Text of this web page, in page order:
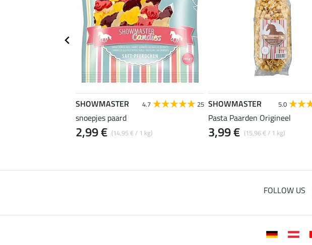
SHOWMASTER 4.7 25
snoepjes paard
(14,95 € / 1 kg)
2,99 €
SHOWMASTER 5.0
Pasta Paarden Origineel
(15,96 € / 1 kg)
3,99 €
FOLLOW US